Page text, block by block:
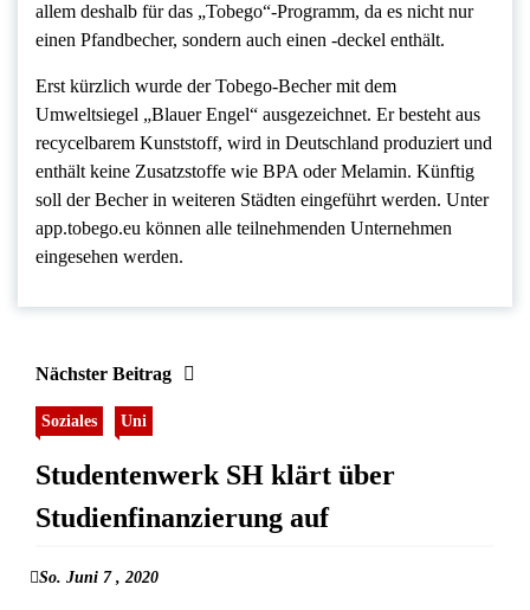
allem deshalb für das „Tobego“-Programm, da es nicht nur
einen Pfandbecher, sondern auch einen -deckel enthält.
Erst kürzlich wurde der Tobego-Becher mit dem
Umweltsiegel „Blauer Engel“ ausgezeichnet. Er besteht aus
recycelbarem Kunststoff, wird in Deutschland produziert und
enthält keine Zusatzstoffe wie BPA oder Melamin. Künftig
soll der Becher in weiteren Städten eingeführt werden. Unter
app.tobego.eu können alle teilnehmenden Unternehmen
eingesehen werden.
Nächster Beitrag
Soziales Uni
Studentenwerk SH klärt über
Studienfinanzierung auf
So. Juni 7 , 2020